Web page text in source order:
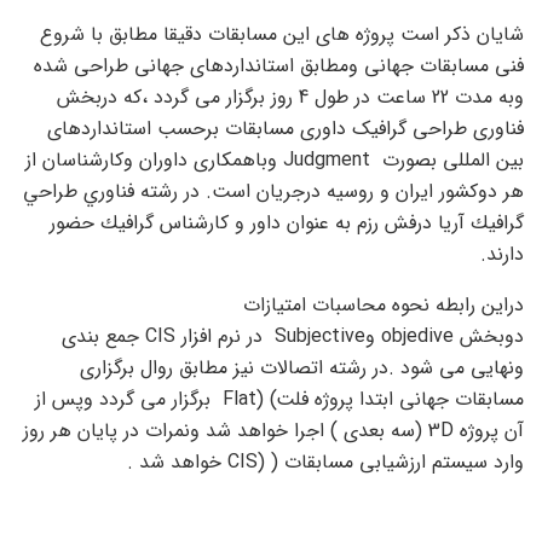
شایان ذکر است پروژه های این مسابقات دقیقا مطابق با شروع
فنی مسابقات جهانی ومطابق استانداردهای جهانی طراحی شده
وبه مدت 22 ساعت در طول 4 روز برگزار می گردد ،که دربخش
فناوری طراحی گرافیک داوری مسابقات برحسب استانداردهای
بین المللی بصورت Judgment وباهمکاری داوران وکارشناسان از
هر دوکشور ایران و روسیه درجریان است. در رشته فناوري طراحي
گرافيك آریا درفش رزم به عنوان داور و كارشناس گرافيك حضور
دارند.
دراین رابطه نحوه محاسبات امتیازات
دوبخش objedive وSubjective در نرم افزار CIS جمع بندی
ونهایی می شود .در رشته اتصالات نیز مطابق روال برگزاری
مسابقات جهانی ابتدا پروژه فلت) (Flat برگزار می گردد وپس از
آن پروژه 3D (سه بعدی ) اجرا خواهد شد ونمرات در پایان هر روز
وارد سیستم ارزشیابی مسابقات ( (CIS خواهد شد .